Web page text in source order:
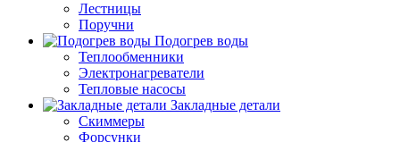
Лестницы
Поручни
Подогрев воды
Теплообменники
Электронагреватели
Тепловые насосы
Закладные детали
Скиммеры
Форсунки